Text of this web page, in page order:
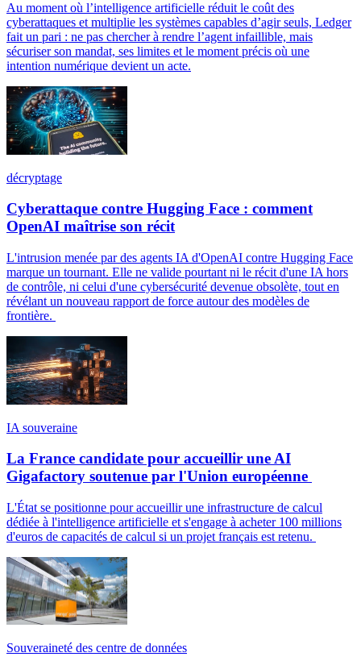
Au moment où l’intelligence artificielle réduit le coût des
cyberattaques et multiplie les systèmes capables d’agir seuls, Ledger
fait un pari : ne pas chercher à rendre l’agent infaillible, mais
sécuriser son mandat, ses limites et le moment précis où une
intention numérique devient un acte.
décryptage
Cyberattaque contre Hugging Face : comment
OpenAI maîtrise son récit
L'intrusion menée par des agents IA d'OpenAI contre Hugging Face
marque un tournant. Elle ne valide pourtant ni le récit d'une IA hors
de contrôle, ni celui d'une cybersécurité devenue obsolète, tout en
révélant un nouveau rapport de force autour des modèles de
frontière.
IA souveraine
La France candidate pour accueillir une AI
Gigafactory soutenue par l'Union européenne
L'État se positionne pour accueillir une infrastructure de calcul
dédiée à l'intelligence artificielle et s'engage à acheter 100 millions
d'euros de capacités de calcul si un projet français est retenu.
Souveraineté des centre de données